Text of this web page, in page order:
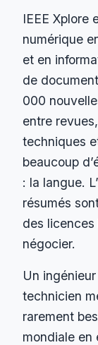
IEEE Xplore
numérique
et en
de
000
entre
techniques
beaucoup
: la langue.
résumés
des
négocier.
Un
technicien
rarement
mondiale en